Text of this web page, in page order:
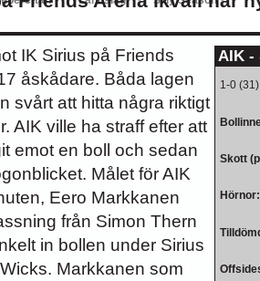
AIK -
1-0
Skott
Hörnor:
IK Sirius på Friends
åskådare. Båda lagen
svårt att hitta några riktigt
AIK ville ha straff efter att
emot en boll och sedan
Målet för AIK
Eero Markkanen
från Simon Thern
in bollen under Sirius
Markkanen som